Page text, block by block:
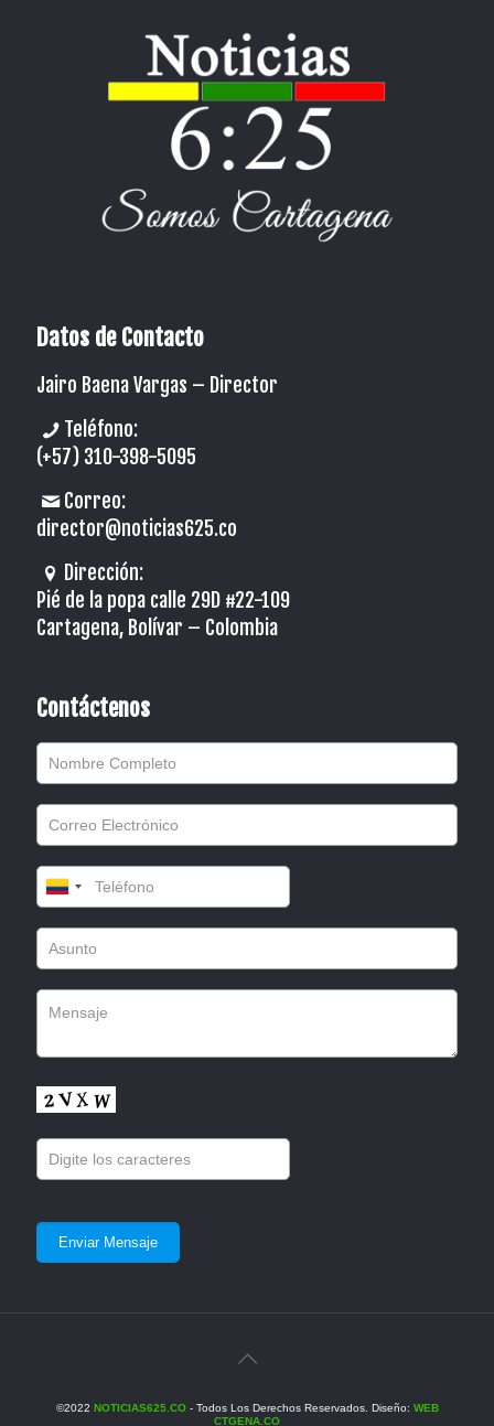
Datos de Contacto
Jairo Baena Vargas – Director
Teléfono:
(+57) 310-398-5095
Correo:
director@noticias625.co
Dirección:
Pié de la popa calle 29D #22-109
Cartagena, Bolívar – Colombia
Contáctenos
©2022 NOTICIAS625.CO- Todos Los Derechos Reservados. Diseño: WEB
CTGENA.CO